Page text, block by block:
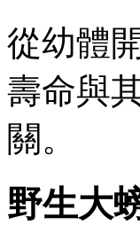
從幼體
壽命與
關。
野生大